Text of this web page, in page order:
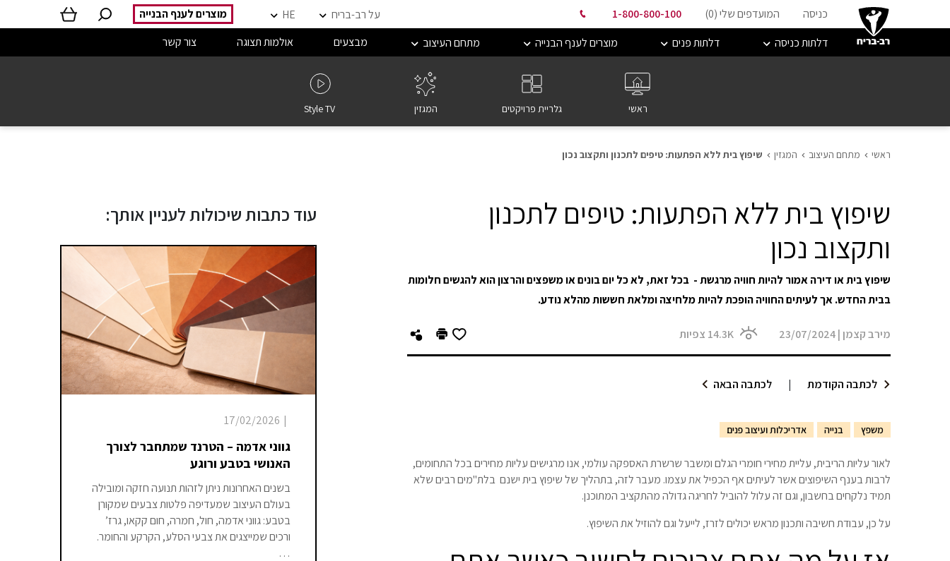
כניסה המועדפים שלי (0
)
1-800-800-100 על רב-בריח HE
מוצרים לענף הבנייה
דלתות כניסה
דלתות פנים מוצרים לענף הבנייה מתחם העיצוב מבצעים אולמות תצוגה צור קשר
ראשי גלריית פרויקטים המגזין Style TV
ראשי מתחם העיצוב המגזין שיפוץ בית ללא הפתעות: טיפים לתכנון ותקצוב נכון
שיפוץ בית ללא הפתעות: טיפים לתכנון
ותקצוב נכון
שיפוץ בית או דירה אמור להיות חוויה מרגשת - בכל זאת, לא כל יום בונים או משפצים והרצון הוא להגשים חלומות
בבית החדש. אך לעיתים החוויה הופכת להיות מלחיצה ומלאת חששות מהלא נודע.
מירב קצמן |
23/07/2024
14.3K צפיות
לכתבה הקודמת | לכתבה הבאה
משפץ בנייה אדריכלות ועיצוב פנים
לאור עליות הריבית, עליית מחירי חומרי הגלם ומשבר שרשרת האספקה עולמי, אנו מרגישים עליות מחירים בכל התחומים,
לרבות בענף השיפוצים אשר לעיתים אף הכפיל את עצמו. מעבר לזה, בתהליך של שיפוץ בית ישנם בלת"מים רבים שלא
תמיד נלקחים בחשבון, וגם זה עלול להוביל לחריגה גדולה מהתקציב המתוכנן.
על כן, עבודת חשיבה ותכנון מראש יכולים לזרז, לייעל וגם להוזיל את השיפוץ.
עוד כתבות שיכולות לעניין אותך:
|
17/02/2026
גווני אדמה – הטרנד שמתחבר לצורך
האנושי בטבע ורוגע
בשנים האחרונות ניתן לזהות תנועה חזקה ומובילה
בעולם העיצוב שמעדיפה פלטות צבעים שמקורן
בטבע: גווני אדמה, חול, חמרה, חום קקאו, גרז’
ורכים שמייצגים את צבעי הסלע, הקרקע והחומר.
…